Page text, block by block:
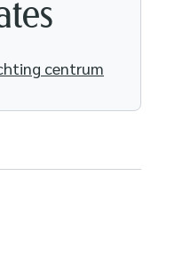
centrum